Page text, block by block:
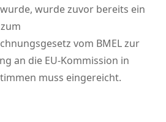
wurde zuvor bereits ein
vom BMEL zur
an die EU-Kommission in
muss eingereicht.